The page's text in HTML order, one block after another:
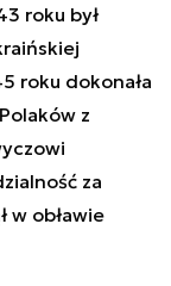
roku był
roku dokonała
z
za
w obławie